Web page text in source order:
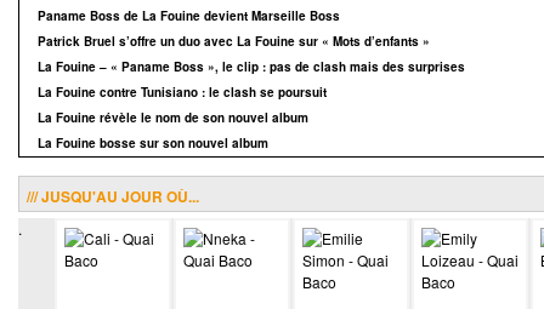
Paname Boss de La Fouine devient Marseille Boss
Patrick Bruel s’offre un duo avec La Fouine sur « Mots d’enfants »
La Fouine – « Paname Boss », le clip : pas de clash mais des surprises
La Fouine contre Tunisiano : le clash se poursuit
La Fouine révèle le nom de son nouvel album
La Fouine bosse sur son nouvel album
/// JUSQU'AU JOUR OÙ...
.